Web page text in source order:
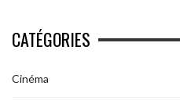
CATÉGORIES
Cinéma